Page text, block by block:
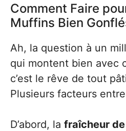
Comment Faire
Muffins Bien
Ah, la question à un
qui montent bien avec
c’est le rêve de tout
Plusieurs facteurs
D’abord, la fraîcheur